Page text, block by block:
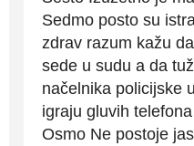
Sedmo posto su
zdrav razum kažu
sede u sudu a da
načelnika policijske
igraju gluvih telefona
Osmo Ne postoje